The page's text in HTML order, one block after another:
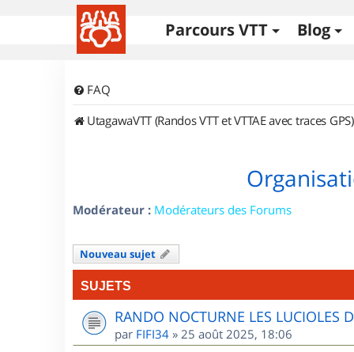
Parcours VTT Blog
FAQ
UtagawaVTT (Randos VTT et VTTAE avec traces GPS)
Modérateur : Modérateurs des Forums
Nouveau sujet
SUJETS
RANDO NOCTURNE LES LUCIOLES
par FIFI34 » 25 août 2025, 18:06